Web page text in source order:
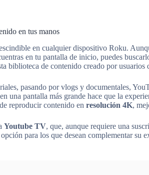
en tus manos
en cualquier dispositivo Roku.
en tu pantalla de inicio, puedes
biblioteca de contenido creado por usuarios
pasando por vlogs y documentales,
una pantalla más grande hace que la
reproducir contenido en resolución 4K,
Youtube TV, que, aunque requiere una
para los que desean complementar su